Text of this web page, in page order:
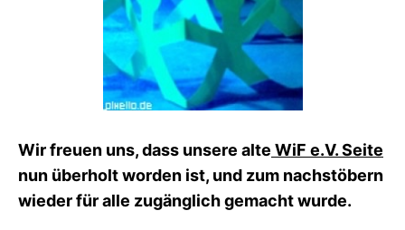
Wir freuen uns, dass unsere alte WiF e.V. Seite
nun überholt worden ist, und zum nachstöbern
wieder für alle zugänglich gemacht wurde.